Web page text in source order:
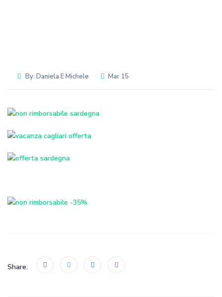
By: Daniela E Michele Mar 15
Share: